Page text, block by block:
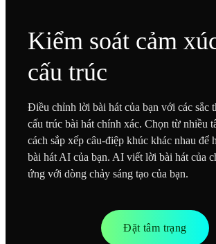
Kiểm soát cảm
cấu trúc
Điều chỉnh lời bài hát của bạn với các sắc
cấu trúc bài hát chính xác. Chọn từ nhiều
cách sắp xếp câu-điệp khúc khác nhau để
bài hát AI của bạn. AI viết lời bài hát của
ứng với dòng chảy sáng tạo của bạn.
Đặt tâm trạng